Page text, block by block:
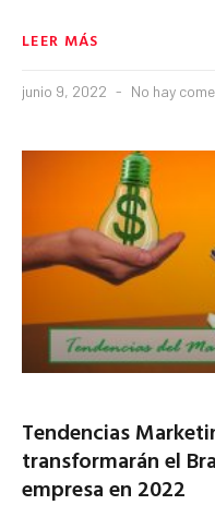
LEER MÁS
junio 9, 2022 No hay
Tendencias
transformarán el
empresa en 2022